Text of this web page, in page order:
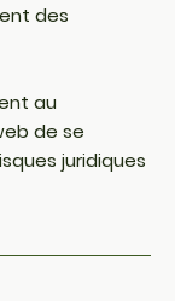
des
au
de se
juridiques